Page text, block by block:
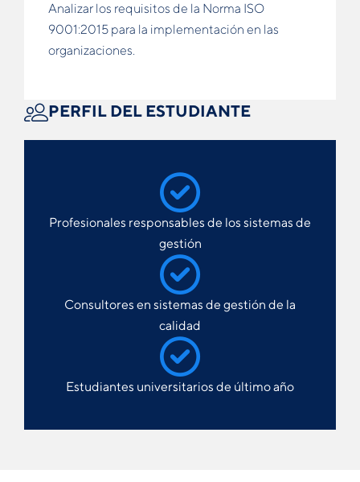
Analizar los requisitos de la Norma ISO
9001:2015 para la implementación en las
organizaciones.
PERFIL DEL ESTUDIANTE
Profesionales responsables de los sistemas de
gestión
Consultores en sistemas de gestión de la
calidad
Estudiantes universitarios de último año